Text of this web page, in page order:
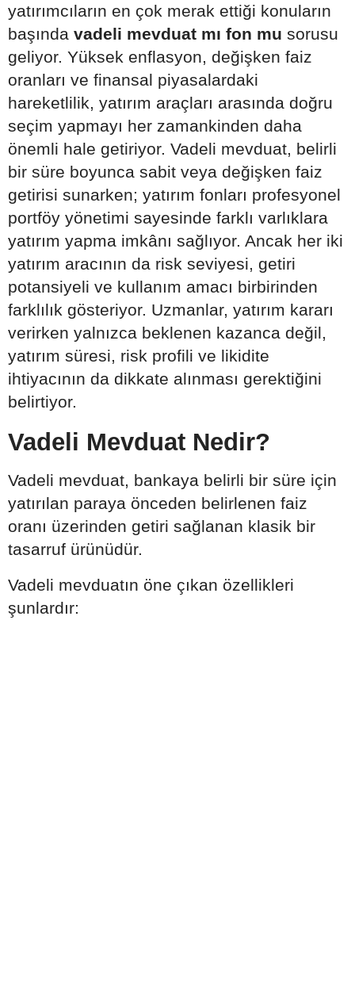
yatırımcıların en çok merak ettiği konuların
başında vadeli mevduat mı fon mu sorusu
geliyor. Yüksek enflasyon, değişken faiz
oranları ve finansal piyasalardaki
hareketlilik, yatırım araçları arasında doğru
seçim yapmayı her zamankinden daha
önemli hale getiriyor. Vadeli mevduat, belirli
bir süre boyunca sabit veya değişken faiz
getirisi sunarken; yatırım fonları profesyonel
portföy yönetimi sayesinde farklı varlıklara
yatırım yapma imkânı sağlıyor. Ancak her iki
yatırım aracının da risk seviyesi, getiri
potansiyeli ve kullanım amacı birbirinden
farklılık gösteriyor. Uzmanlar, yatırım kararı
verirken yalnızca beklenen kazanca değil,
yatırım süresi, risk profili ve likidite
ihtiyacının da dikkate alınması gerektiğini
belirtiyor.
Vadeli Mevduat Nedir?
Vadeli mevduat, bankaya belirli bir süre için
yatırılan paraya önceden belirlenen faiz
oranı üzerinden getiri sağlanan klasik bir
tasarruf ürünüdür.
Vadeli mevduatın öne çıkan özellikleri
şunlardır: